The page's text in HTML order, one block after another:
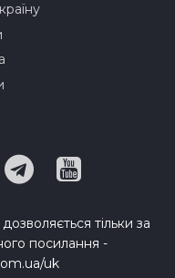
тільки за
посилання -
uk